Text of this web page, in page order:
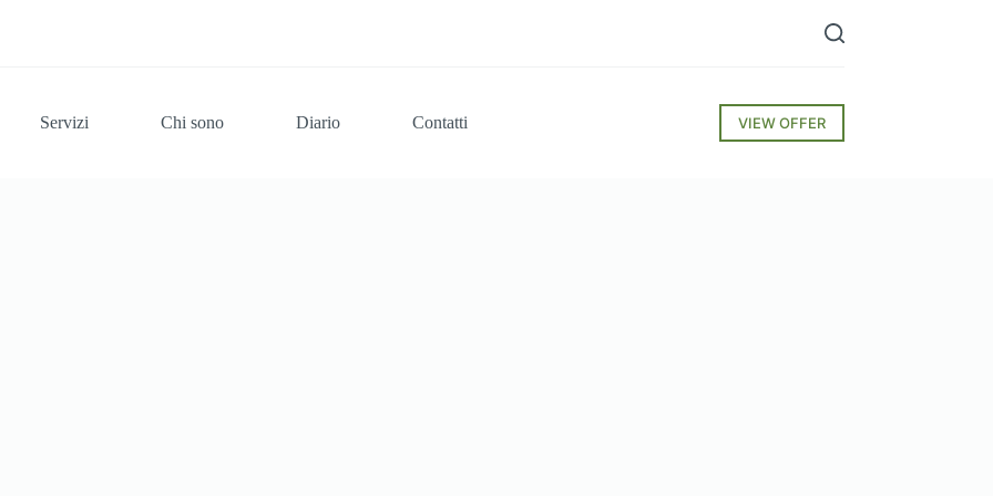
Servizi Chi sono Diario Contatti VIEW OFFER